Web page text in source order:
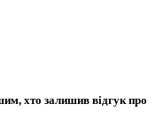
хто залишив відгук про